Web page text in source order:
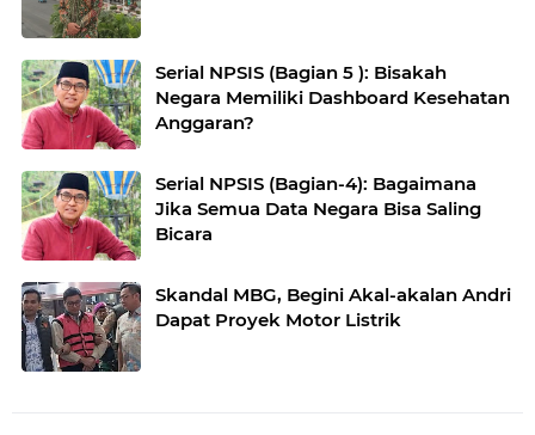
Serial NPSIS (Bagian 5 ): Bisakah
Negara Memiliki Dashboard Kesehatan
Anggaran?
Serial NPSIS (Bagian-4): Bagaimana
Jika Semua Data Negara Bisa Saling
Bicara
Skandal MBG, Begini Akal-akalan Andri
Dapat Proyek Motor Listrik